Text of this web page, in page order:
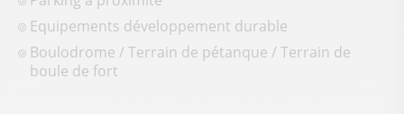
Equipements développement durable
Boulodrome / Terrain de pétanque / Terrain de
boule de fort